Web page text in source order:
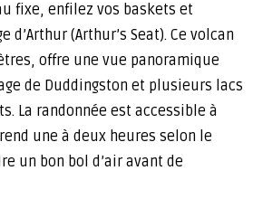
fixe, enfilez vos baskets et
d’Arthur (Arthur’s Seat). Ce volcan
offre une vue panoramique
de Duddingston et plusieurs lacs
La randonnée est accessible à
une à deux heures selon le
un bon bol d’air avant de